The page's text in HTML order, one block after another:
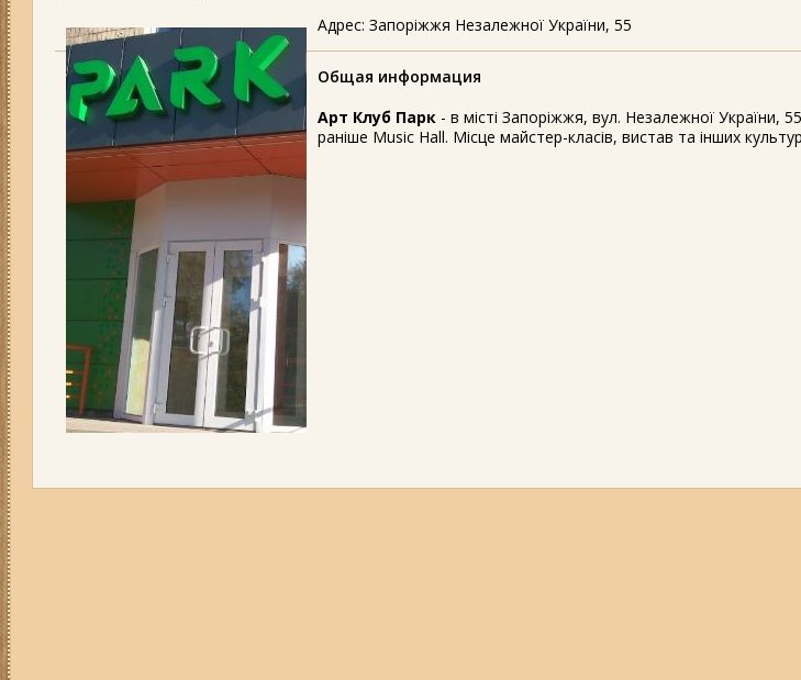
Адрес: Запоріжжя Незалежної України, 55
Общая информация
Арт Клуб Парк - в місті Запоріжжя, вул. Незалежної України,
раніше Music Hall. Місце майстер-класів, вистав та інших